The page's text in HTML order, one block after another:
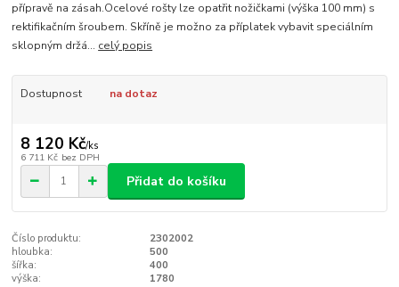
přípravě na zásah.Ocelové rošty lze opatřit nožičkami (výška 100 mm) s
rektifikačním šroubem. Skříně je možno za příplatek vybavit speciálním
sklopným držá... celý popis
Dostupnost na dotaz
8 120 Kč/ks
6 711 Kč bez DPH
Přidat do košíku
Číslo produktu:
2302002
hloubka:
500
šířka:
400
výška:
1780